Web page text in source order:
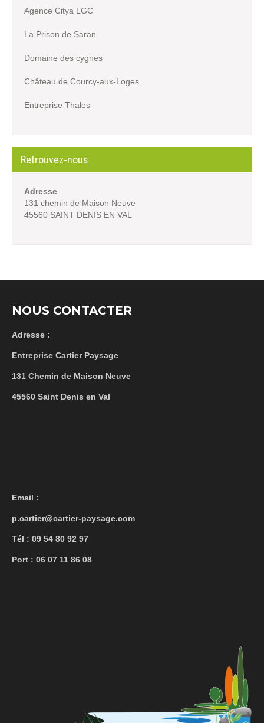
Agence Citya LGC
La Prison de Saran
Domaine des cygnes
Château de Courcy-aux-Loges
Entreprise Thales
Retrouvez-nous
Adresse
131 chemin de Maison Neuve
45560 SAINT DENIS EN VAL
NOUS CONTACTER
Adresse :
Entreprise Cartier Paysage
131 Chemin de Maison Neuve
45560 Saint Denis en Val
Email :
p.cartier@cartier-paysage.com
Tél : 09 54 80 92 97
Port : 06 07 11 86 08